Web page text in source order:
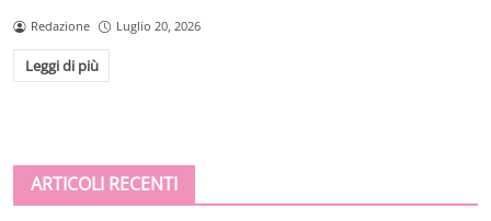
Redazione Luglio 20, 2026
Leggi di più
ARTICOLI RECENTI